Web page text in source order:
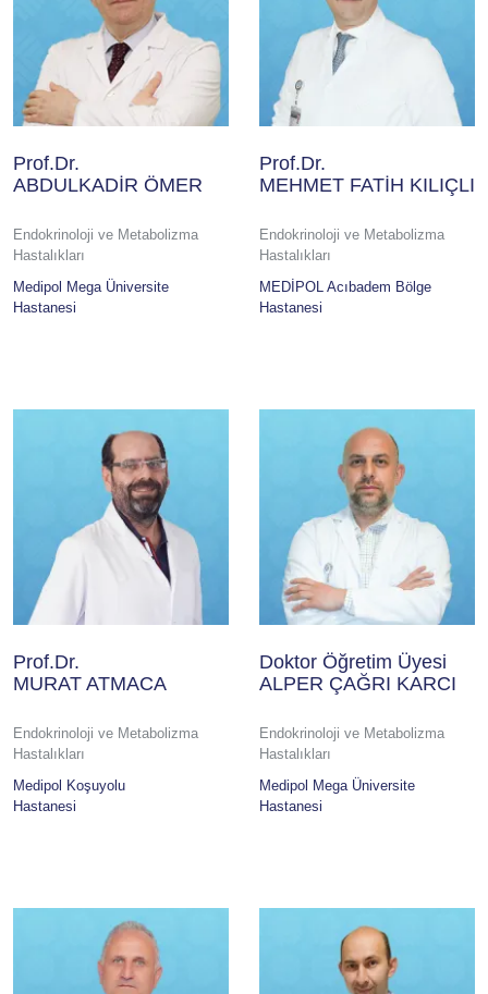
Prof.Dr.
ABDULKADİR ÖMER
Endokrinoloji ve Metabolizma
Hastalıkları
Medipol Mega Üniversite
Hastanesi
Prof.Dr.
MEHMET FATİH KILIÇLI
Endokrinoloji ve Metabolizma
Hastalıkları
MEDİPOL Acıbadem Bölge
Hastanesi
Prof.Dr.
MURAT ATMACA
Endokrinoloji ve Metabolizma
Hastalıkları
Medipol Koşuyolu
Hastanesi
Doktor Öğretim Üyesi
ALPER ÇAĞRI KARCI
Endokrinoloji ve Metabolizma
Hastalıkları
Medipol Mega Üniversite
Hastanesi